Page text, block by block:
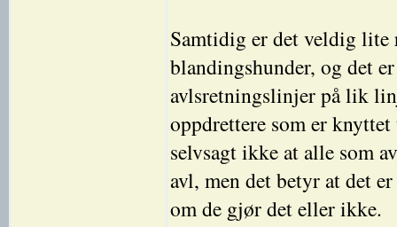
Samtidig er det veldig lite
blandingshunder, og det
avlsretningslinjer på lik
oppdrettere som er
selvsagt ikke at alle som
avl, men det betyr at det
om de gjør det eller ikke.